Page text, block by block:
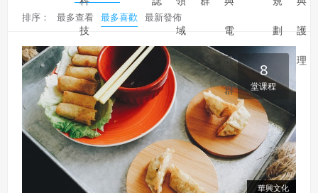
技 域 電
子
群
劃 護
理
排序： 最多查看 最多喜歡 最新發佈
華興文化
8
堂课程